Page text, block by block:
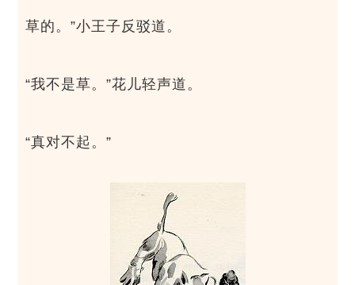
草的。”小王子反驳道。
“我不是草。”花儿轻声道。
“真对不起。”